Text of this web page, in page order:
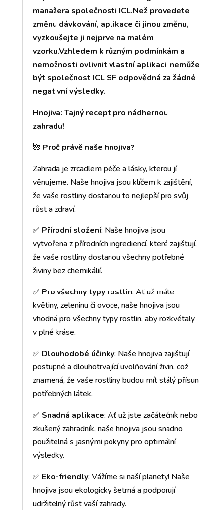
manažera společnosti ICL.Než provedete
změnu dávkování, aplikace či jinou změnu,
vyzkoušejte ji nejprve na malém
vzorku.Vzhledem k různým podmínkám a
nemožnosti ovlivnit vlastní aplikaci, nemůže
být společnost ICL SF odpovědná za žádné
negativní výsledky.
Hnojiva: Tajný recept pro nádhernou
zahradu!
🌺 Proč právě naše hnojiva?
Zahrada je zrcadlem péče a lásky, kterou jí
věnujeme. Naše hnojiva jsou klíčem k zajištění,
že vaše rostliny dostanou to nejlepší pro svůj
růst a zdraví.
✅ Přírodní složení: Naše hnojiva jsou
vytvořena z přírodních ingrediencí, které zajišťují,
že vaše rostliny dostanou všechny potřebné
živiny bez chemikálií.
✅ Pro všechny typy rostlin: Ať už máte
květiny, zeleninu či ovoce, naše hnojiva jsou
vhodná pro všechny typy rostlin, aby rozkvétaly
v plné kráse.
✅ Dlouhodobé účinky: Naše hnojiva zajišťují
postupné a dlouhotrvající uvolňování živin, což
znamená, že vaše rostliny budou mít stálý přísun
potřebných látek.
✅ Snadná aplikace: Ať už jste začátečník nebo
zkušený zahradník, naše hnojiva jsou snadno
použitelná s jasnými pokyny pro optimální
výsledky.
✅ Eko-friendly: Vážíme si naší planety! Naše
hnojiva jsou ekologicky šetrná a podporují
udržitelný růst vaší zahrady.